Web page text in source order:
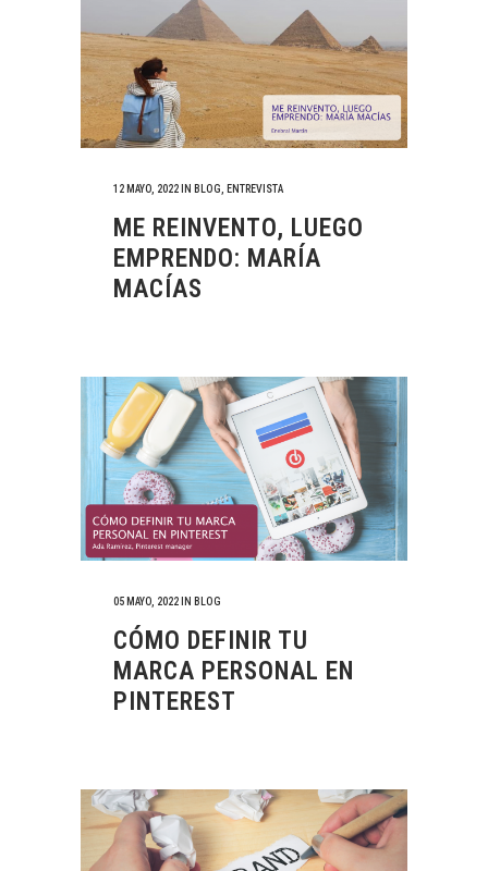
12 MAYO, 2022 IN BLOG ENTREVISTA
ME REINVENTO, LUEGO
EMPRENDO: MARÍA
MACÍAS
05 MAYO, 2022 IN BLOG
CÓMO DEFINIR TU
MARCA PERSONAL EN
PINTEREST